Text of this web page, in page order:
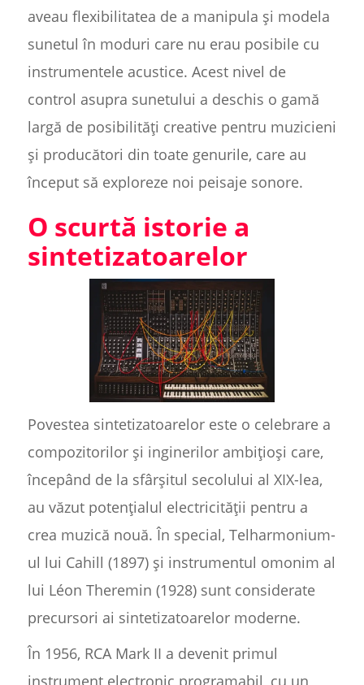
aveau flexibilitatea de a manipula și modela
sunetul în moduri care nu erau posibile cu
instrumentele acustice. Acest nivel de
control asupra sunetului a deschis o gamă
largă de posibilități creative pentru muzicieni
și producători din toate genurile, care au
început să exploreze noi peisaje sonore.
O scurtă istorie a
sintetizatoarelor
Povestea sintetizatoarelor este o celebrare a
compozitorilor și inginerilor ambițioși care,
începând de la sfârșitul secolului al XIX-lea,
au văzut potențialul electricității pentru a
crea muzică nouă. În special, Telharmonium-
ul lui Cahill (1897) și instrumentul omonim al
lui Léon Theremin (1928) sunt considerate
precursori ai sintetizatoarelor moderne.
În 1956, RCA Mark II a devenit primul